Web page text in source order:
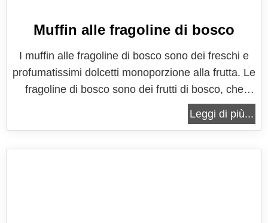
Muffin alle fragoline di bosco
I muffin alle fragoline di bosco sono dei freschi e
profumatissimi dolcetti monoporzione alla frutta. Le
fragoline di bosco sono dei frutti di bosco, che
crescono spontaneamente nei sottoboschi e sono
forse proprio tra i più ricercati ed apprezzati.
Leggi di più...